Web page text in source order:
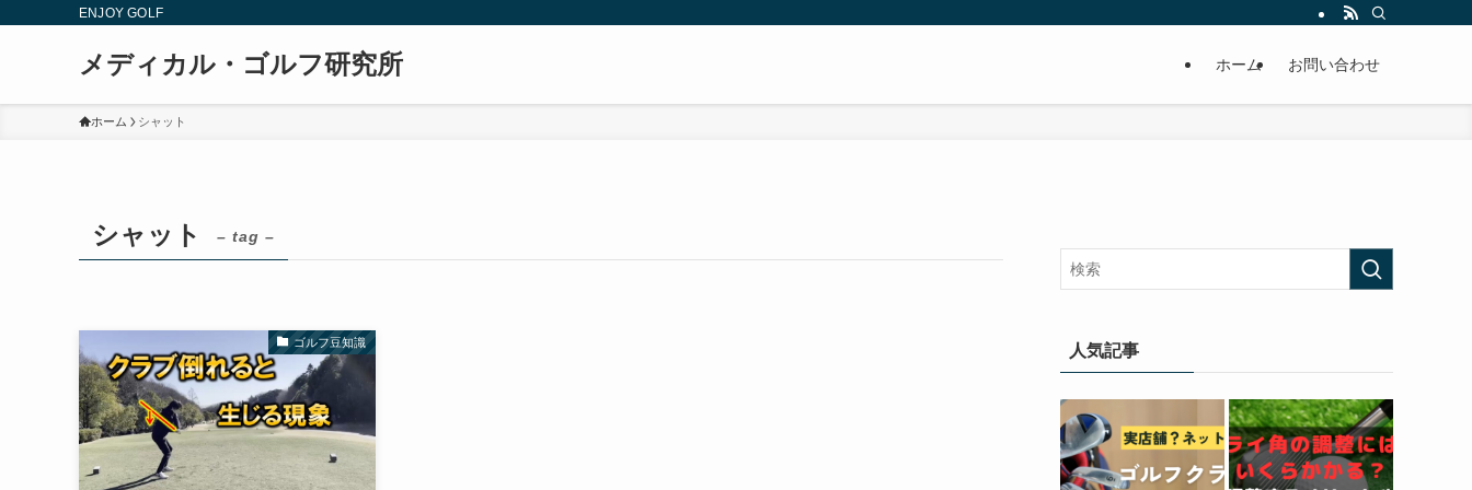
ENJOY GOLF
メディカル・ゴルフ研究所 ホーム お問い合わせ
ホーム シャット
シャット – tag –
ゴルフ豆知識 人気記事